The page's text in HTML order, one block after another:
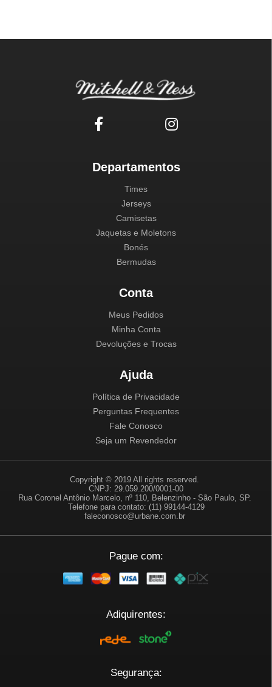
Departamentos
Times
Jerseys
Camisetas
Jaquetas e Moletons
Bonés
Bermudas
Conta
Meus Pedidos
Minha Conta
Devoluções e Trocas
Ajuda
Política de Privacidade
Perguntas Frequentes
Fale Conosco
Seja um Revendedor
Copyright © 2019 All rights reserved.
CNPJ: 29.059.200/0001-00
Rua Coronel Antônio Marcelo, nº 110, Belenzinho - São Paulo, SP.
Telefone para contato: (11) 99144-4129
faleconosco@urbane.com.br
Pague com:
Adiquirentes:
Segurança: